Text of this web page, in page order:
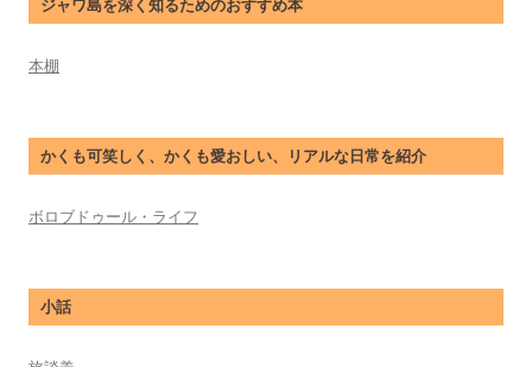
ジャワ島を深く知るためのおすすめ本
本棚
かくも可笑しく、かくも愛おしい、リアルな日常を紹介
ボロブドゥール・ライフ
小話